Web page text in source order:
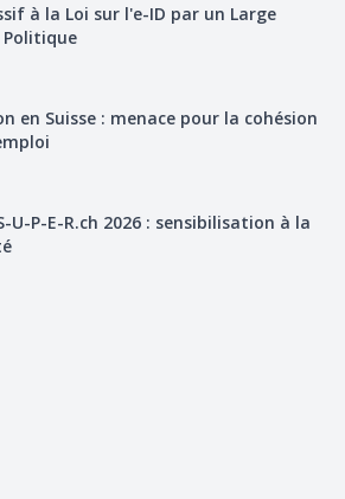
à la Loi sur l'e-ID par un Large
en Suisse : menace pour la cohésion
U-P-E-R.ch 2026 : sensibilisation à la